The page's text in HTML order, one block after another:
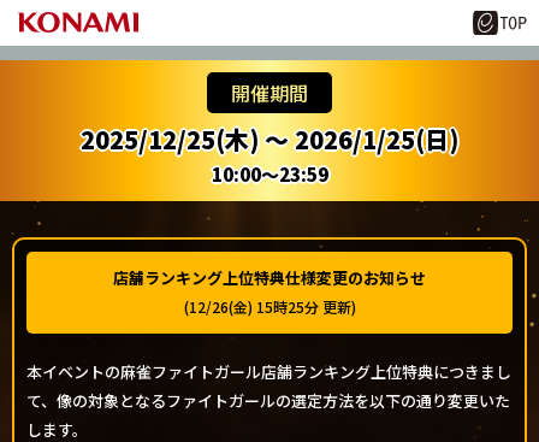
開催期間
2025/12/25(木) ～ 2026/1/25(日)
10:00～23:59
店舗ランキング上位特典仕様変更のお知らせ
(12/26(金) 15時25分 更新)
本イベントの麻雀ファイトガール店舗ランキング上位特典につきまし
て、像の対象となるファイトガールの選定方法を以下の通り変更いた
します。